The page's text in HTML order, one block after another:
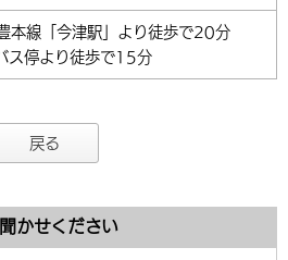
本線「今津駅」より徒歩で20分
ス停より徒歩で15分
戻る
かせください